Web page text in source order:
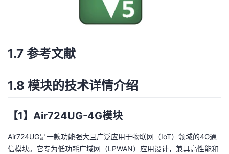
1.7 参考文献
1.8 模块的技术详情介绍
【1】Air724UG-4G模块
Air724UG是一款功能强大且广泛应用于物联网（IoT）领域的4G通
信模块。它专为低功耗广域网（LPWAN）应用设计，兼具高性能和